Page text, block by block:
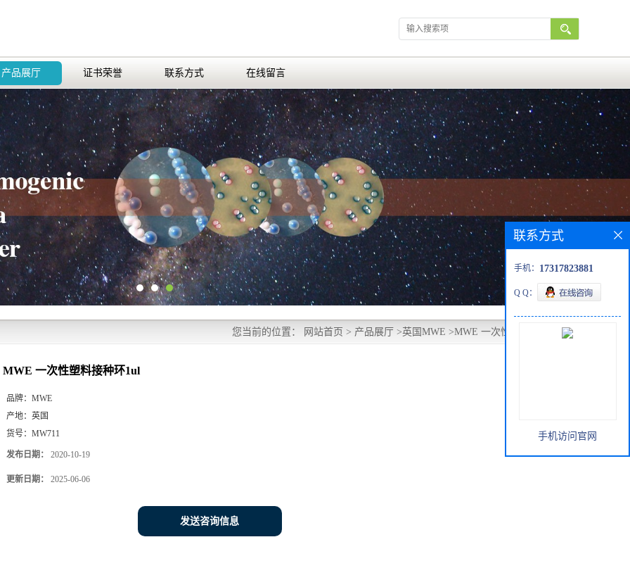
产品展厅 证书荣誉 联系方式 在线留言
您当前的位置： 网站首页 > 产品展厅 >英国MWE >MWE 一次性塑料接种环1ul
MWE 一次性塑料接种环1ul
品牌： MWE
产地： 英国
货号： MW711
发布日期： 2020-10-19
更新日期： 2025-06-06
发送咨询信息
联系方式
手机： 17317823881
Q Q：
手机访问官网